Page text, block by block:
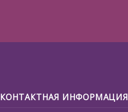
КОНТАКТНАЯ ИНФОРМАЦИЯ